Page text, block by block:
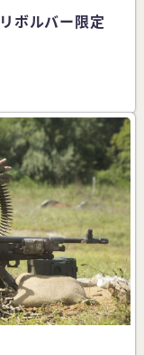
ボルバー限定